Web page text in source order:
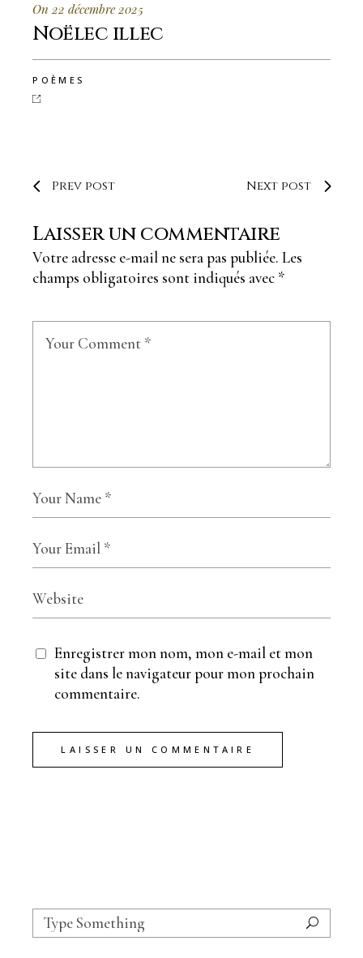
On 22 décembre 2025
Noëlec illec
POÈMES
Prev post Next post
Laisser un commentaire
Votre adresse e-mail ne sera pas publiée. Les
champs obligatoires sont indiqués avec *
Enregistrer mon nom, mon e-mail et mon
site dans le navigateur pour mon prochain
commentaire.
LAISSER UN COMMENTAIRE
Search
for: